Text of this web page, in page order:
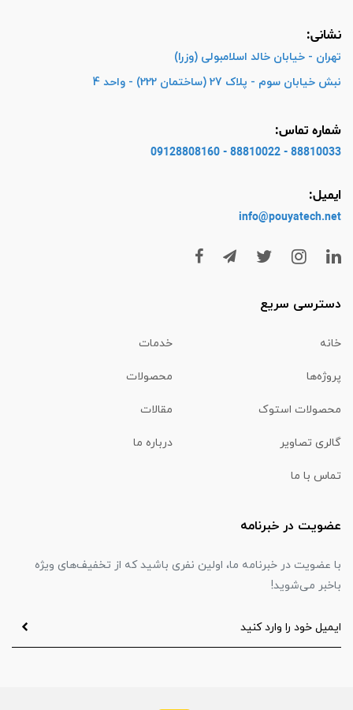
نشانی:
تهران - خیابان خالد اسلامبولی (وزرا)
نبش خیابان سوم - پلاک 27 (ساختمان 222) - واحد 4
شماره تماس:
88810033 - 88810022 - 09128808160
ایمیل:
info@pouyatech.net
دسترسی سریع
خانه خدمات
پروژه‌ها محصولات
محصولات استوک مقالات
گالری تصاویر درباره ما
تماس با ما
عضویت در خبرنامه
با عضویت در خبرنامه ما، اولین نفری باشید که از تخفیف‌های ویژه
باخبر می‌شوید!